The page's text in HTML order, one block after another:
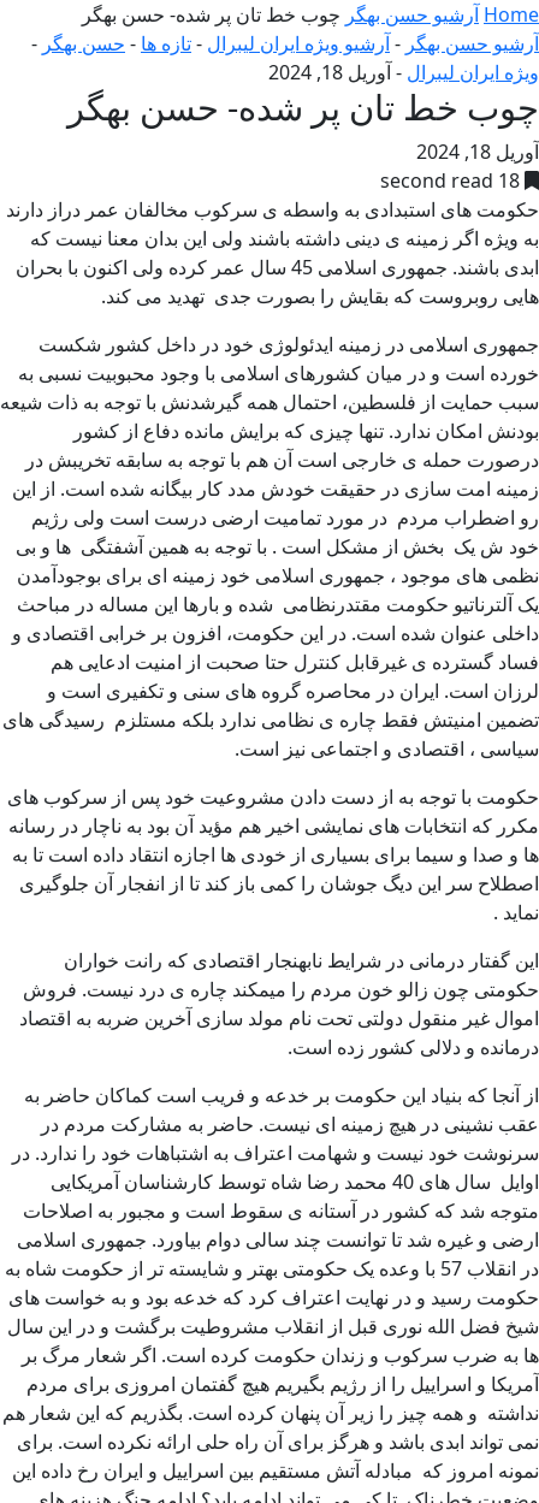
Home آرشیو حسن بهگر چوب خط تان پر شده- حسن بهگر
آرشیو حسن بهگر -آرشیو ویژه ایران لیبرال -تازه ها - حسن بهگر -
ویژه ایران لیبرال -آوریل 18, 2024
چوب خط تان پر شده- حسن بهگر
آوریل 18, 2024
18 second read
حکومت های استبدادی به واسطه ی سرکوب مخالفان عمر دراز دارند
به ویژه اگر زمینه ی دینی داشته باشند ولی این بدان معنا نیست که
ابدی باشند. جمهوری اسلامی 45 سال عمر کرده ولی اکنون با بحران
هایی روبروست که بقایش را بصورت جدی تهدید می کند.
جمهوری اسلامی در زمینه ایدئولوژی خود در داخل کشور شکست
خورده است و در میان کشورهای اسلامی با وجود محبوبیت نسبی به
سبب حمایت از فلسطین، احتمال همه گیرشدنش با توجه به ذات شیعه
بودنش امکان ندارد. تنها چیزی که برایش مانده دفاع از کشور
درصورت حمله ی خارجی است آن هم با توجه به سابقه تخریبش در
زمینه امت سازی در حقیقت خودش مدد کار بیگانه شده است. از این
رو اضطراب مردم در مورد تمامیت ارضی درست است ولی رژیم
خود ش یک بخش از مشکل است . با توجه به همین آشفتگی ها و بی
نظمی های موجود ، جمهوری اسلامی خود زمینه ای برای بوجودآمدن
یک آلترناتیو حکومت مقتدرنظامی شده و بارها این مساله در مباحث
داخلی عنوان شده است. در این حکومت، افزون بر خرابی اقتصادی و
فساد گسترده ی غیرقابل کنترل حتا صحبت از امنیت ادعایی هم
لرزان است. ایران در محاصره گروه های سنی و تکفیری است و
تضمین امنیتش فقط چاره ی نظامی ندارد بلکه مستلزم رسیدگی های
سیاسی ، اقتصادی و اجتماعی نیز است.
حکومت با توجه به از دست دادن مشروعیت خود پس از سرکوب های
مکرر که انتخابات های نمایشی اخیر هم مؤید آن بود به ناچار در رسانه
ها و صدا و سیما برای بسیاری از خودی ها اجازه انتقاد داده است تا به
اصطلاح سر این دیگ جوشان را کمی باز کند تا از انفجار آن جلوگیری
نماید .
این گفتار درمانی در شرایط نابهنجار اقتصادی که رانت خواران
حکومتی چون زالو خون مردم را میمکند چاره ی درد نیست. فروش
اموال غیر منقول دولتی تحت نام مولد سازی آخرین ضربه به اقتصاد
درمانده و دلالی کشور زده است.
از آنجا که بنیاد این حکومت بر خدعه و فریب است کماکان حاضر به
عقب نشینی در هیچ زمینه ای نیست. حاضر به مشارکت مردم در
سرنوشت خود نیست و شهامت اعتراف به اشتباهات خود را ندارد. در
اوایل سال های 40 محمد رضا شاه توسط کارشناسان آمریکایی
متوجه شد که کشور در آستانه ی سقوط است و مجبور به اصلاحات
ارضی و غیره شد تا توانست چند سالی دوام بیاورد. جمهوری اسلامی
در انقلاب 57 با وعده یک حکومتی بهتر و شایسته تر از حکومت شاه به
حکومت رسید و در نهایت اعتراف کرد که خدعه بود و به خواست های
شیخ فضل الله نوری قبل از انقلاب مشروطیت برگشت و در این سال
ها به ضرب سرکوب و زندان حکومت کرده است. اگر شعار مرگ بر
آمریکا و اسراییل را از رژیم بگیریم هیچ گفتمان امروزی برای مردم
نداشته و همه چیز را زیر آن پنهان کرده است. بگذریم که این شعار هم
نمی تواند ابدی باشد و هرگز برای آن راه حلی ارائه نکرده است. برای
نمونه امروز که مبادله آتش مستقیم بین اسراییل و ایران رخ داده این